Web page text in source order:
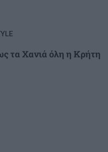
τα Χανιά όλη η Κρήτη